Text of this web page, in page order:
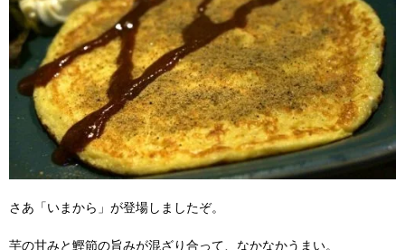
さあ「いまから」が登場しましたぞ。
芋の甘みと鰹節の旨みが混ざり合って、なかなかうまい。